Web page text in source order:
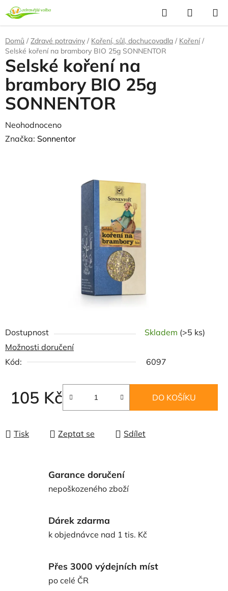
Přejít
na
obsah
Hledat
KOŠÍK
Domů / Zdravé potraviny / Koření, sůl, dochucovadla / Koření /
Selské koření na brambory BIO 25g SONNENTOR
Dostupnost Skladem (>5 ks)
Možnosti doručení
Kód:
6097
105 Kč DO KOŠÍKU
Tisk Zeptat se Sdílet
Selské koření na
brambory BIO 25g
SONNENTOR
Průměrné
hodnocení
Neohodnoceno
Značka: Sonnentor
Garance doručení
nepoškozeného zboží
Dárek zdarma
k objednávce nad 1 tis. Kč
Přes 3000 výdejních míst
po celé ČR